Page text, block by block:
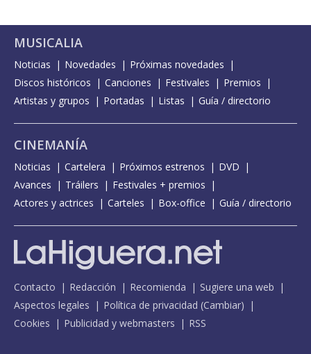
MUSICALIA
Noticias Novedades
Próximas novedades
Discos históricos
Canciones Festivales
Premios
Artistas y grupos
Portadas Listas Guía / directorio
CINEMANÍA
Noticias Cartelera Próximos estrenos
DVD
Avances
Tráilers
Festivales + premios
Actores y actrices
Carteles Box-office Guía / directorio
Contacto Redacción Recomienda
Sugiere una web
Aspectos legales
Política de privacidad (Cambiar)
Cookies
Publicidad y webmasters RSS